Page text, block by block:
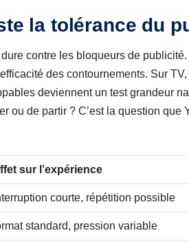
la tolérance du
contre les bloqueurs de
des contournements. Sur
deviennent un test grandeur
ou de partir ? C’est la question que
sur l’expérience
courte, répétition possible
standard, pression variable